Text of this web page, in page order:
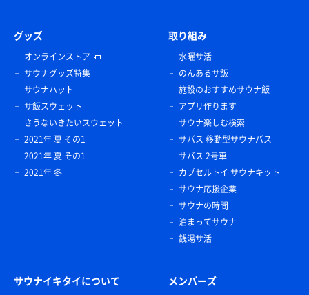
グッズ
オンラインストア
サウナグッズ特集
サウナハット
サ飯スウェット
さうないきたいスウェット
2021年 夏 その1
2021年 夏 その1
2021年 冬
取り組み
水曜サ活
のんあるサ飯
施設のおすすめサウナ飯
アプリ作ります
サウナ楽しむ検索
サバス 移動型サウナバス
サバス 2号車
カプセルトイ サウナキット
サウナ応援企業
サウナの時間
泊まってサウナ
銭湯サ活
サウナイキタイについて メンバーズ